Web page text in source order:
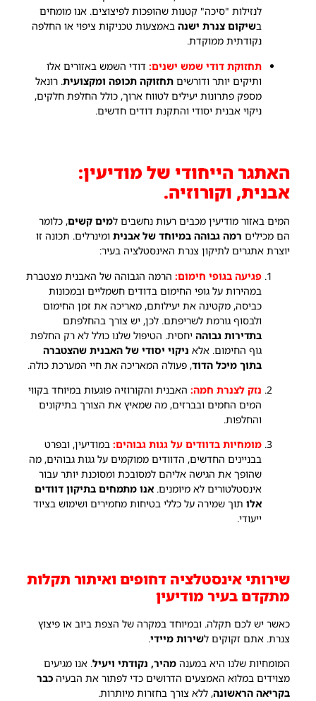
לנזילות "סיכה" קטנות שהופכות לפיצוצים. אנו מומחים
בשיקום צנרת ישנהבאמצעות טכניקות ציפוי או החלפה
נקודתית ממוקדת.
תחזוקת דודי שמש ישנים:דודי השמש באזורים אלו
ותיקים יותר ודורשים תחזוקה תכופה ומקצועית. רונאל
מספק פתרונות יעילים לטווח ארוך, כולל החלפת חלקים,
ניקוי אבנית יסודי והתקנת דודים חדשים.
האתגר הייחודי של מודיעין:
אבנית, וקורוזיה.
המים באזור מודיעין מכבים רעות נחשבים למים קשים, כלומר
הם מכילים רמה גבוהה במיוחד של אבניתומינרלים. תכונה זו
יוצרת אתגרים לתיקון צנרת האינסטלציה בעיר:
פגיעה בגופי חימום:הרמה הגבוהה של האבנית מצטברת
במהירות על גופי החימום בדודים חשמליים ובמכונות
כביסה, מקטינה את יעילותם, מאריכה את זמן החימום
ולבסוף גורמת לשריפתם. לכן, יש צורך בהחלפתם
בתדירות גבוההיחסית. הטיפול שלנו כולל לא רק החלפת
גוף החימום. אלא ניקוי יסודי של האבנית שהצטברה
בתוך מיכל הדוד, פעולה המאריכה את חיי המערכת כולה.
נזק לצנרת חמה:האבנית והקורוזיה פוגעות במיוחד בקווי
המים החמים ובברזים, מה שמאיץ את הצורך בתיקונים
והחלפות.
מומחיות בדוודים על גגות גבוהים:במודיעין, ובפרט
בבניינים החדשים, הדוודים ממוקמים על גגות גבוהים, מה
שהופך את הגישה אליהם למסובכת ומסוכנת יותר עבור
אינסטלטורים לא מיומנים. אנו מתמחים בתיקון דוודים
אלותוך שמירה על כללי בטיחות מחמירים ושימוש בציוד
ייעודי.
שירותי אינסטלציה דחופים ואיתור תקלות
מתקדם בעיר מודיעין
כאשר יש לכם תקלה. ובמיוחד במקרה של הצפת ביוב או פיצוץ
צנרת. אתם זקוקים לשירות מיידי.
המומחיות שלנו היא במענה מהיר, נקודתי ויעיל. אנו מגיעים
מצוידים במלוא האמצעים הדרושים כדי לפתור את הבעיה כבר
בקריאה הראשונה, ללא צורך בחזרות מיותרות.